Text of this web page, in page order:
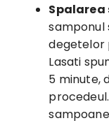
samponul
degetelor
Lasati
5 minute,